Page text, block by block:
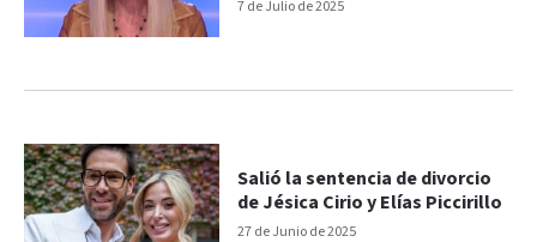
7 de Julio de 2025
27 de Junio de 2025
Salió la sentencia de divorcio
de Jésica Cirio y Elías Piccirillo